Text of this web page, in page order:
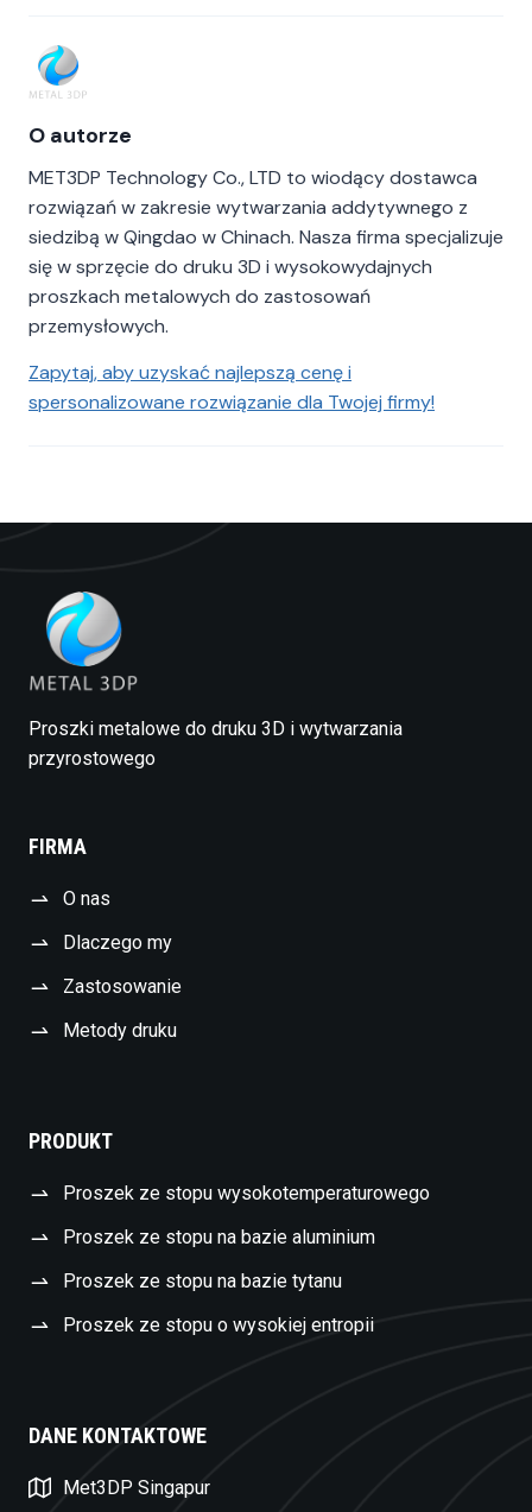
O autorze
MET3DP Technology Co., LTD to wiodący dostawca
rozwiązań w zakresie wytwarzania addytywnego z
siedzibą w Qingdao w Chinach. Nasza firma specjalizuje
się w sprzęcie do druku 3D i wysokowydajnych
proszkach metalowych do zastosowań
przemysłowych.
Zapytaj, aby uzyskać najlepszą cenę i
spersonalizowane rozwiązanie dla Twojej firmy!
Proszki metalowe do druku 3D i wytwarzania
przyrostowego
FIRMA
O nas
Dlaczego my
Zastosowanie
Metody druku
PRODUKT
Proszek ze stopu wysokotemperaturowego
Proszek ze stopu na bazie aluminium
Proszek ze stopu na bazie tytanu
Proszek ze stopu o wysokiej entropii
DANE KONTAKTOWE
Met3DP Singapur